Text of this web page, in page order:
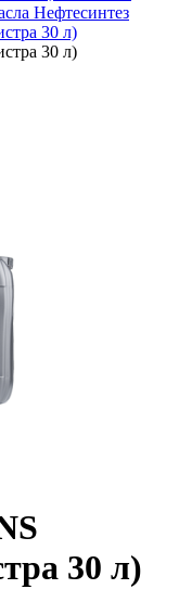
Нефтесинтез
30 л)
30 л)
30 л)